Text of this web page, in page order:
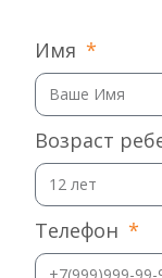
Имя
Возраст
Телефон